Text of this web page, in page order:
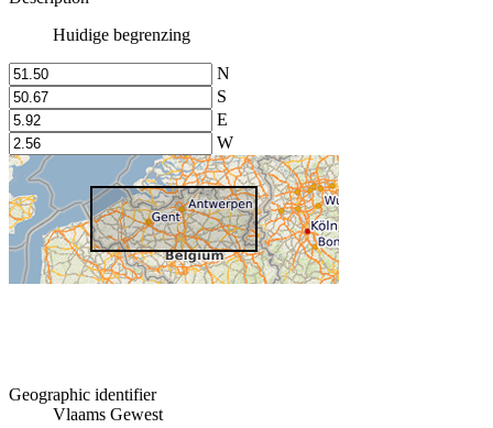
Huidige begrenzing
N
S
E
W
Geographic identifier
Vlaams Gewest